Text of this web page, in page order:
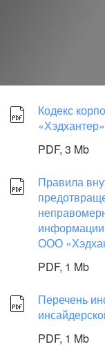
Кодекс
PDF, 3 Mb
Правила
ООО
PDF, 1 Mb
Перечень
PDF, 1 Mb